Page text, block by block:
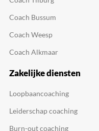
Coach Bussum
Coach Weesp
Coach Alkmaar
Zakelijke diensten
Loopbaancoaching
Leiderschap coaching
Burn-out coaching